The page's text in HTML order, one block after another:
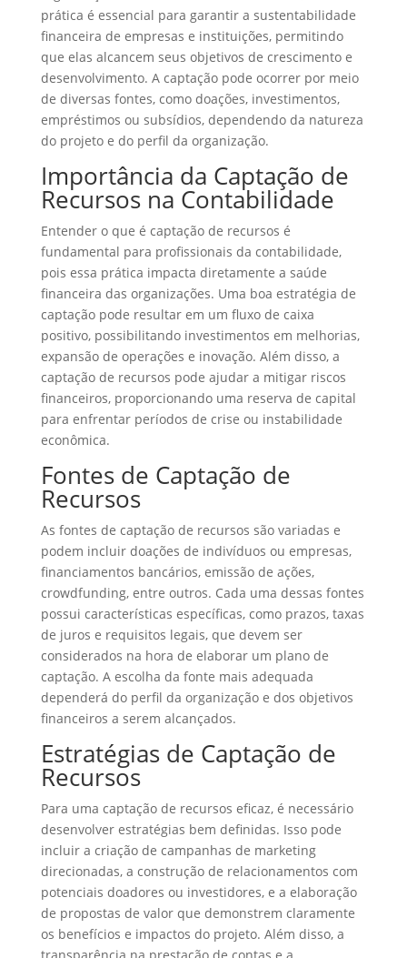
prática é essencial para garantir a sustentabilidade
financeira de empresas e instituições, permitindo
que elas alcancem seus objetivos de crescimento e
desenvolvimento. A captação pode ocorrer por meio
de diversas fontes, como doações, investimentos,
empréstimos ou subsídios, dependendo da natureza
do projeto e do perfil da organização.
Importância da Captação de
Recursos na Contabilidade
Entender o que é captação de recursos é
fundamental para profissionais da contabilidade,
pois essa prática impacta diretamente a saúde
financeira das organizações. Uma boa estratégia de
captação pode resultar em um fluxo de caixa
positivo, possibilitando investimentos em melhorias,
expansão de operações e inovação. Além disso, a
captação de recursos pode ajudar a mitigar riscos
financeiros, proporcionando uma reserva de capital
para enfrentar períodos de crise ou instabilidade
econômica.
Fontes de Captação de
Recursos
As fontes de captação de recursos são variadas e
podem incluir doações de indivíduos ou empresas,
financiamentos bancários, emissão de ações,
crowdfunding, entre outros. Cada uma dessas fontes
possui características específicas, como prazos, taxas
de juros e requisitos legais, que devem ser
considerados na hora de elaborar um plano de
captação. A escolha da fonte mais adequada
dependerá do perfil da organização e dos objetivos
financeiros a serem alcançados.
Estratégias de Captação de
Recursos
Para uma captação de recursos eficaz, é necessário
desenvolver estratégias bem definidas. Isso pode
incluir a criação de campanhas de marketing
direcionadas, a construção de relacionamentos com
potenciais doadores ou investidores, e a elaboração
de propostas de valor que demonstrem claramente
os benefícios e impactos do projeto. Além disso, a